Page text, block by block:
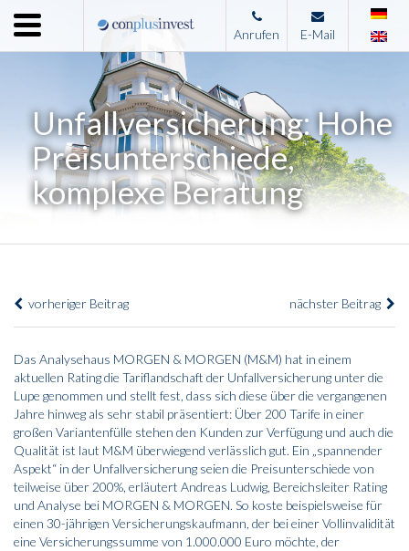
Menu
Home
Unternehmen
Leistungen
Immobilienangebote
News
Impressum
Anrufen E-Mail
Unfallversicherung: Hohe
Preisunterschiede,
komplexe Beratung
vorheriger Beitrag nächster Beitrag
Das Analysehaus MORGEN & MORGEN (M&M) hat in einem
aktuellen Rating die Tariflandschaft der Unfallversicherung unter die
Lupe genommen und stellt fest, dass sich diese über die vergangenen
Jahre hinweg als sehr stabil präsentiert: Über 200 Tarife in einer
großen Variantenfülle stehen den Kunden zur Verfügung und auch die
Qualität ist laut M&M überwiegend verlässlich gut. Ein „spannender
Aspekt“ in der Unfallversicherung seien die Preisunterschiede von
teilweise über 200%, erläutert Andreas Ludwig, Bereichsleiter Rating
und Analyse bei MORGEN & MORGEN. So koste beispielsweise für
einen 30-jährigen Versicherungskaufmann, der bei einer Vollinvalidität
eine Versicherungssumme von 1.000.000 Euro möchte, der